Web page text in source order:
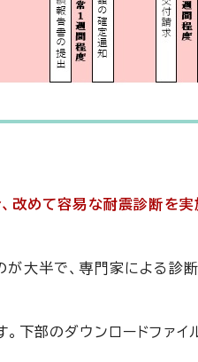
めて容易な耐震診断を実
大半で、専門家による診
下部のダウンロードファイ